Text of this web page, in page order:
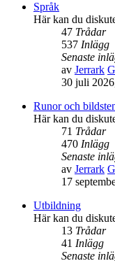
Språk
Här kan du
47 Trådar
537 Inlägg
Senaste
av Jerrark
30 juli
Runor och
Här kan du
71 Trådar
470 Inlägg
Senaste
av Jerrark
17
Utbildning
Här kan du
13 Trådar
41 Inlägg
Senaste